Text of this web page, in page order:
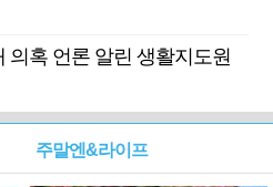
의혹 언론 알린 생활지도원
주말엔&라이프